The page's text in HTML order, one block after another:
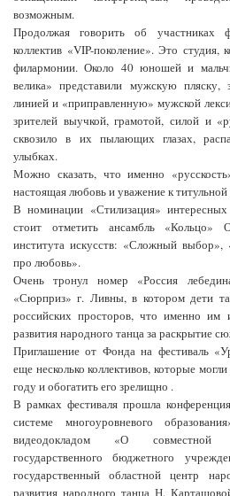
возможным.
Продолжая говорить об участниках
коллектив «VIP-поколение». Это студия,
филармонии. Около 40 юношей и
велика» представили мужскую пляску,
линией и «приправленную» мужской
зрителей выучкой, грамотой, силой и
сквозило в их пылающих глазах,
улыбках.
Можно сказать, что именно
настоящая любовь и уважение к
В номинации «Стилизация»
стоит отметить ансамбль «Кольцо»
института искусств: «Сложный выбор»,
про любовь».
Очень тронул номер «Россия
«Сюрприз» г. Ливны, в котором дети
российских просторов, что именно
развития народного танца за раскрытие
Приглашение от Фонда на фестиваль
еще несколько коллективов, которые
году и обогатить его зрелищно .
В рамках фестиваля прошла
системе многоуровневого
видеодокладом «О совместной
государственного бюджетного
государственный областной центр
развития народного танца Н.